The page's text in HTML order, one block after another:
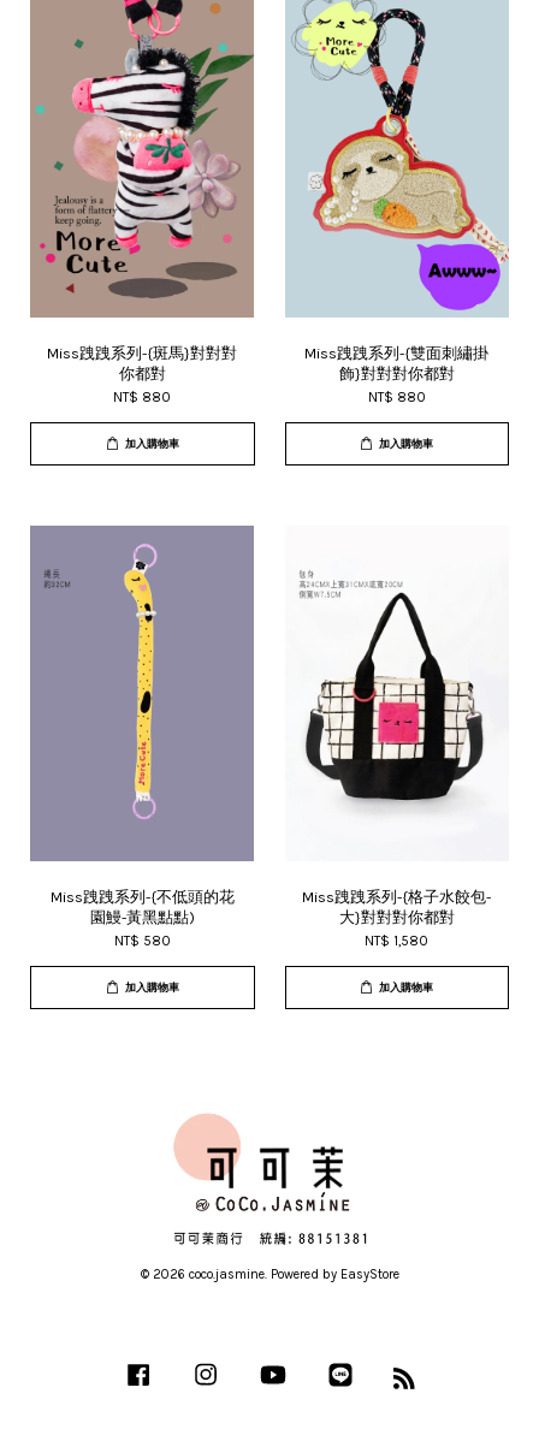
Miss跩跩系列-{斑馬}對對對
你都對
NT$ 880
加入購物車
Miss跩跩系列-{雙面刺繡掛
飾}對對對你都對
NT$ 880
加入購物車
Miss跩跩系列-{不低頭的花
園鰻-黃黑點點)
NT$ 580
加入購物車
Miss跩跩系列-{格子水餃包-
大}對對對你都對
NT$ 1,580
加入購物車
© 2026 coco.jasmine. Powered by EasyStore
Facebook Instagram YouTube